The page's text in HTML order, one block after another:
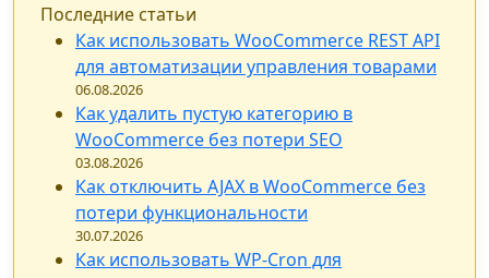
Последние статьи
Как использовать WooCommerce REST API
для автоматизации управления товарами
06.08.2026
Как удалить пустую категорию в
WooCommerce без потери SEO
03.08.2026
Как отключить AJAX в WooCommerce без
потери функциональности
30.07.2026
Как использовать WP-Cron для